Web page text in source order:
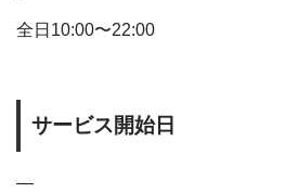
全日10:00〜22:00
サービス開始日
―